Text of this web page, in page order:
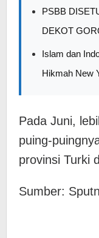
PSBB
DEKOT
Islam dan
Hikmah New
Pada Juni,
puing-
provinsi Turki
Sumber: